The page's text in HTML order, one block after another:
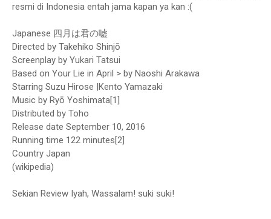
resmi di Indonesia entah jama kapan ya kan :(
Japanese 四月は君の嘘
Directed by Takehiko Shinjō
Screenplay by Yukari Tatsui
Based on Your Lie in April > by Naoshi Arakawa
Starring Suzu Hirose |Kento Yamazaki
Music by Ryō Yoshimata[1]
Distributed by Toho
Release date September 10, 2016
Running time 122 minutes[2]
Country Japan
(wikipedia)
Sekian Review Iyah, Wassalam! suki suki!